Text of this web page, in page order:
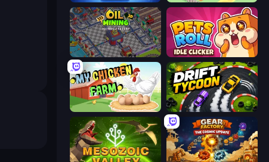
Oil Mining 3D: Petrol Factory Pets Roll: Idle Clicker
My Chicken Farm Drift Tycoon